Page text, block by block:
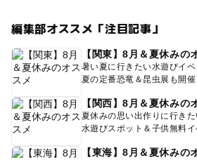
編集部オススメ「注目記事」
【関東】8月＆夏休みの
暑い夏に行きたい水遊びイベ
夏の定番恐竜＆昆虫展も開催
【関西】8月＆夏休みの
夏休みの思い出作りに行きた
水遊びスポット＆子供無料イ
【東海】8月＆夏休みの